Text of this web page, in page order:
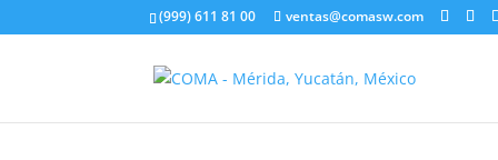
(999) 611 81 00 ventas@comasw.com